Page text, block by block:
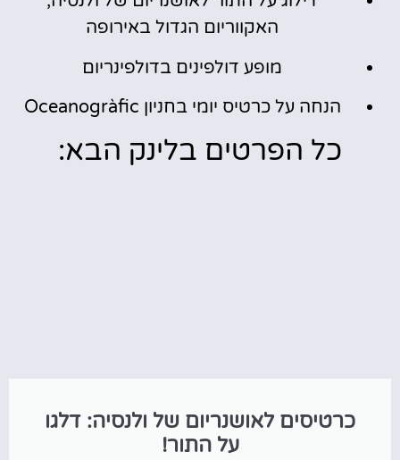
האקווריום הגדול באירופה
מופע דולפינים בדולפינריום
הנחה על כרטיס יומי בחניון Oceanogràfic
כל הפרטים בלינק הבא:
כרטיסים לאושנריום של ולנסיה: דלגו
על התור!